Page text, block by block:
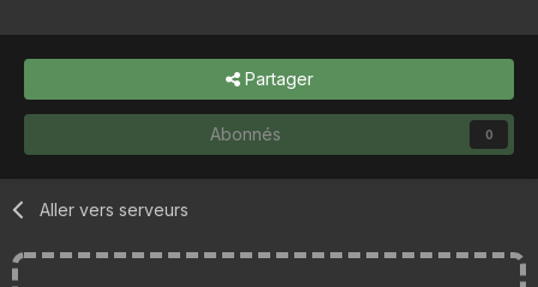
Partager
Abonnés 0
Aller vers serveurs